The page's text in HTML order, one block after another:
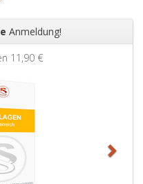
Anmeldung!
11,90 €